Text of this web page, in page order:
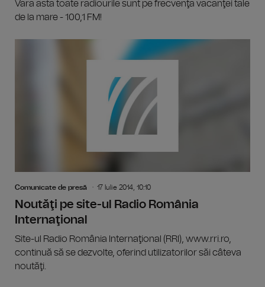
Vara asta toate radiourile sunt pe frecvenţa vacanţei tale
de la mare - 100,1 FM!
Comunicate de presă 17 Iulie 2014, 10:10
Noutăţi pe site-ul Radio România
Internaţional
Site-ul Radio România Internaţional (RRI), www.rri.ro,
continuă să se dezvolte, oferind utilizatorilor săi câteva
noutăţi.